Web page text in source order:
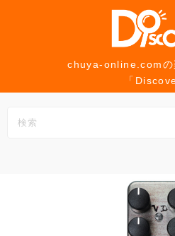
chuya-online.comの
「